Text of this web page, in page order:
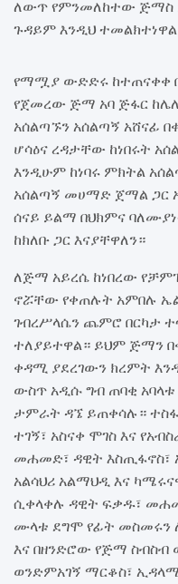
ለውጥ የምንመለከተው ጅማስ
ጉዳይም እንዲህ
የማሟያ ውድድሩ ከተጠናቀቀ
የጀመረው ጅማ አባ ጅፋር
አሰልጣኙን አሰልጣኝ አሸናፊ
ሆሳዕና ረዳታቸው ከነበሩት
እንዲሁም ከነባሩ ምክትል
አሰልጣኝ መሀማድ ጀማል ጋር
ሰናይ ይልማ በህክምና
ከክለቡ ጋር እናያቸዋለን።
ለጅማ አይረሴ ከነበረው
ኖሯቸው የቀጠሉት አምበሉ
ገብረሥላሴን ጨምሮ በርካታ
ተለያይተዋል። ይህም ጅማን
ቀዳሚ ያደረገውን ክረምት
ውስጥ አዲሱ ግብ ጠባቂ አባላቱ
ታምራት ዳኜ ይጠቀሳሉ።
ተገኝ፣ አስናቀ ሞገስ እና
መሐመድ፣ ዳዊት እስጢፋኖስ፣
አልሳህሪ አልማህዲ እና
ሲቀላቀሉ ዳዊት ፍቃዱ፣
ሙላቱ ደግሞ የፊት መስመሩን
እና በዘንድሮው የጅማ
ወንድምአገኝ ማርቆስ፣